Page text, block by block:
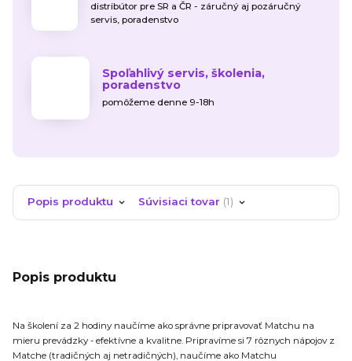
distribútor pre SR a ČR - záručný aj pozáručný
servis, poradenstvo
Spoľahlivý servis, školenia,
poradenstvo
pomôžeme denne 9-18h
Popis produktu Súvisiaci tovar 1
Popis produktu
Na školení za 2 hodiny naučíme ako správne pripravovať Matchu na
mieru prevádzky - efektívne a kvalitne. Pripravíme si 7 rôznych nápojov z
Matche (tradičných aj netradičných), naučíme ako Matchu